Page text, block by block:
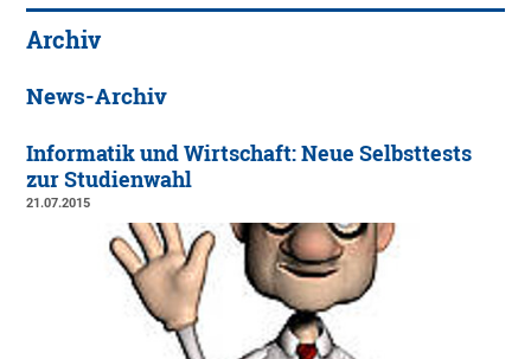
Archiv
News-Archiv
Informatik und Wirtschaft: Neue Selbsttests
zur Studienwahl
21.07.2015